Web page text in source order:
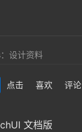
设计资料
点击 喜欢 评论
文档版